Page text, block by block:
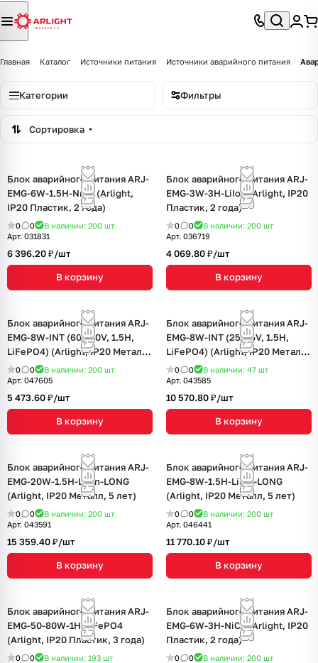
Главная Каталог Источники питания Источники аварийного питания
Категории Фильтры
Сортировка
Блок аварийного питания ARJ-
EMG-6W-1.5H-NiCd (Arlight,
IP20 Пластик, 2 года)
0 0 В наличии: 200 шт
Арт. 031831
6 396.20 ₽/шт
В корзину
Блок аварийного питания ARJ-
EMG-3W-3H-LiIon (Arlight, IP20
Пластик, 2 года)
0 0 В наличии: 200 шт
Арт. 036719
4 069.80 ₽/шт
В корзину
Блок аварийного питания ARJ-
EMG-8W-INT (60-180V, 1.5H,
LiFePO4) (Arlight, IP20 Металл,
5 лет)
0 0 В наличии: 200 шт
Арт. 047605
5 473.60 ₽/шт
В корзину
Блок аварийного питания ARJ-
EMG-8W-INT (25-56V, 1.5H,
LiFePO4) (Arlight, IP20 Металл,
5 лет)
0 0 В наличии: 47 шт
Арт. 043585
10 570.80 ₽/шт
В корзину
Блок аварийного питания ARJ-
EMG-20W-1.5H-LiIon-LONG
(Arlight, IP20 Металл, 5 лет)
0 0 В наличии: 200 шт
Арт. 043591
15 359.40 ₽/шт
В корзину
Блок аварийного питания ARJ-
EMG-8W-1.5H-LiIon-LONG
(Arlight, IP20 Металл, 5 лет)
0 0 В наличии: 200 шт
Арт. 046441
11 770.10 ₽/шт
В корзину
Блок аварийного питания ARJ-
EMG-50-80W-1H-LiFePO4
(Arlight, IP20 Пластик, 3 года)
0 0 В наличии: 193 шт
Блок аварийного питания ARJ-
EMG-6W-3H-NiCd (Arlight, IP20
Пластик, 2 года)
0 0 В наличии: 200 шт